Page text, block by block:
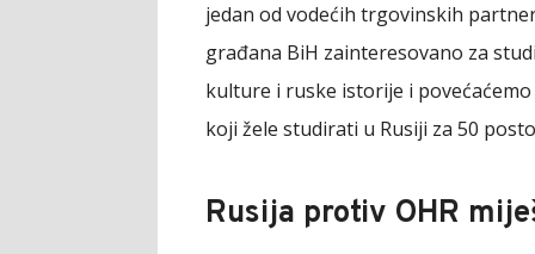
jedan od vodećih trgovinskih
građana BiH zainteresovano za
kulture i ruske istorije i
koji žele studirati u Rusiji za 50
Rusija protiv OHR